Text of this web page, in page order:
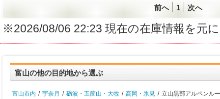
前へ 1 次へ
※2026/08/06 22:23 現在の在庫情報を元
富山の他の目的地から選ぶ
富山市内 / 宇奈月 / 砺波・五箇山・大牧 / 高岡・氷見 / 立山黒部アルペンル